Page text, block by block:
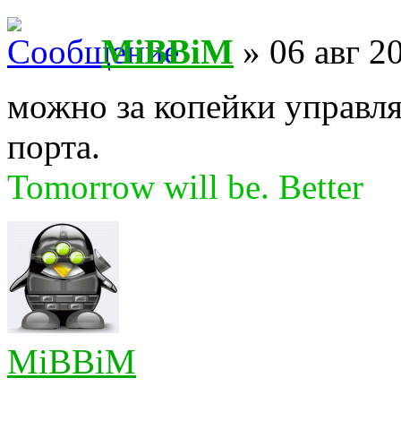
MiBBiM » 06 авг
можно за копейки
порта.
Tomorrow will be. Better
MiBBiM